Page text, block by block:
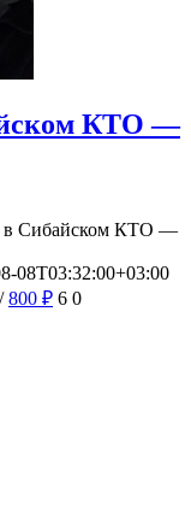
КТО —
в Сибайском КТО —
08T03:32:00+03:00
800 ₽ 6 0